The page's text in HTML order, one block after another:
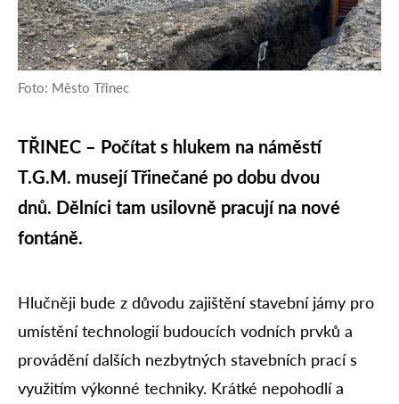
Foto: Město Třinec
TŘINEC – Počítat s hlukem na náměstí
T.G.M. musejí Třinečané po dobu dvou
dnů. Dělníci tam usilovně pracují na nové
fontáně.
Hlučněji bude z důvodu zajištění stavební jámy pro
umístění technologií budoucích vodních prvků a
provádění dalších nezbytných stavebních prací s
využitím výkonné techniky. Krátké nepohodlí a